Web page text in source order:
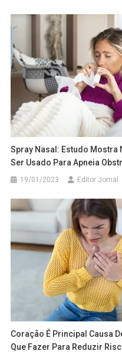
Spray Nasal: Estudo Mostra
Ser Usado Para Apneia
19/01/2023 Editor Jornal
Coração É Principal Causa
Que Fazer Para Reduzir